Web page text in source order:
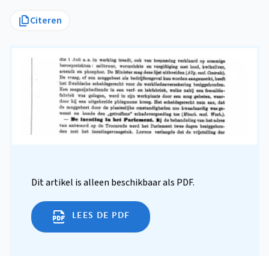
Citeren
Dit artikel is alleen beschikbaar als PDF.
LEES DE PDF